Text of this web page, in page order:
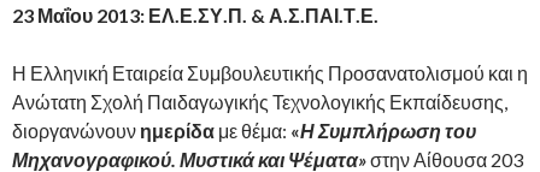
23 Μαΐου 2013: ΕΛ.Ε.ΣΥ.Π. & Α.Σ.ΠΑΙ.Τ.Ε.
Η Ελληνική Εταιρεία Συμβουλευτικής Προσανατολισμού και η
Ανώτατη Σχολή Παιδαγωγικής Τεχνολογικής Εκπαίδευσης,
διοργανώνουν ημερίδα με θέμα: «Η Συμπλήρωση του
Μηχανογραφικού. Μυστικά και Ψέματα»στην Αίθουσα 203